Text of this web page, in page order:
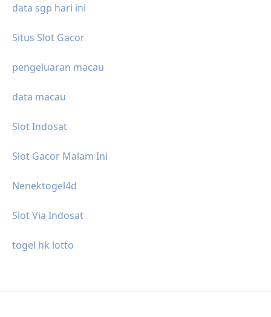
data sgp hari ini
Situs Slot Gacor
pengeluaran macau
data macau
Slot Indosat
Slot Gacor Malam Ini
Nenektogel4d
Slot Via Indosat
togel hk lotto